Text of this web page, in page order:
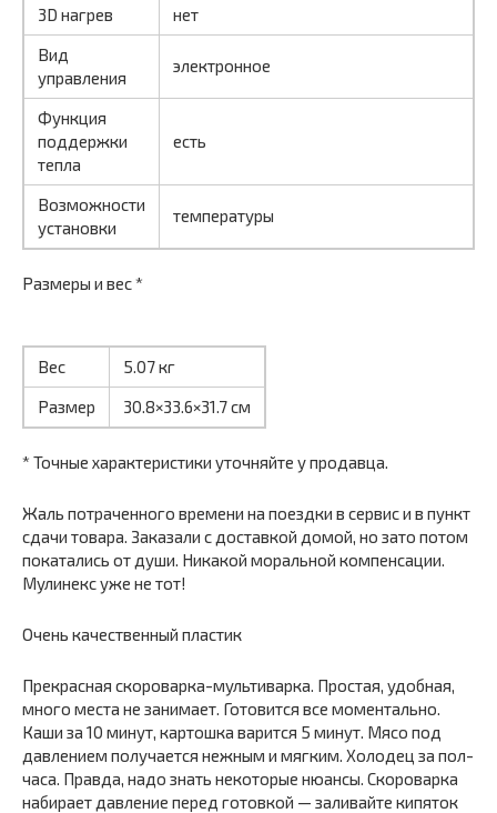
3D нагрев
нет
Вид
управления
электронное
Функция
поддержки
тепла
есть
Возможности
установки
температуры
Размеры и вес *
Вес
5.07 кг
Размер
30.8×33.6×31.7 см
* Точные характеристики уточняйте у продавца.
Жаль потраченного времени на поездки в сервис и в пункт
сдачи товара. Заказали с доставкой домой, но зато потом
покатались от души. Никакой моральной компенсации.
Мулинекс уже не тот!
Очень качественный пластик
Прекрасная скороварка-мультиварка. Простая, удобная,
много места не занимает. Готовится все моментально.
Каши за 10 минут, картошка варится 5 минут. Мясо под
давлением получается нежным и мягким. Холодец за пол-
часа. Правда, надо знать некоторые нюансы. Скороварка
набирает давление перед готовкой — заливайте кипяток